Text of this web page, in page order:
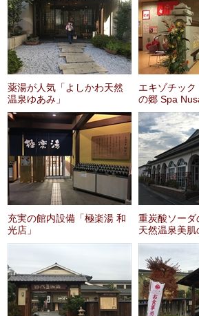
薬湯が人気「よしかわ天然
温泉ゆあみ」
エキゾチッ
の郷 Spa
充実の館内設備「極楽湯 和
光店」
重炭酸ソー
天然温泉美肌